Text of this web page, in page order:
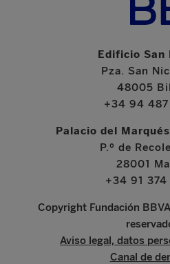
Edificio San
Pza. San
48005
+34 94
Palacio del
P.º de
28001
+34 91
Copyright Fundación
Aviso legal, datos
Canal de